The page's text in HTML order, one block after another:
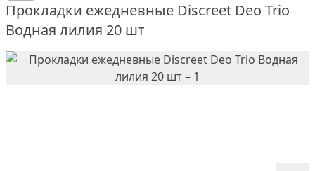
Прокладки ежедневные Discreet Deo Trio
Водная лилия 20 шт